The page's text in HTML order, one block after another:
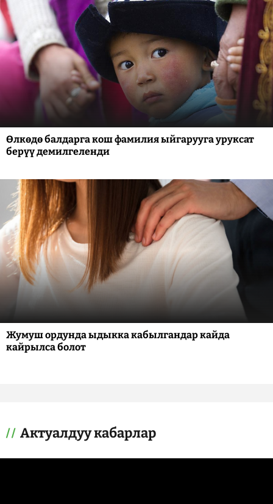
Өлкөдө балдарга кош фамилия ыйгарууга уруксат
берүү демилгеленди
Жумуш ордунда ыдыкка кабылгандар кайда
кайрылса болот
Актуалдуу кабарлар